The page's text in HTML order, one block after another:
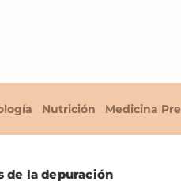
Nutrición Medicina
de la depuración